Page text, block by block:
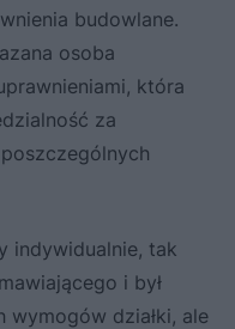
budowlane.
osoba
która
za
indywidualnie, tak
i był
działki, ale